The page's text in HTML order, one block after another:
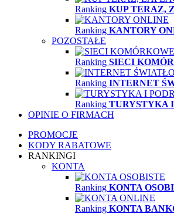
Ranking KUP TERAZ,
Ranking KANTORY
POZOSTAŁE
Ranking SIECI
Ranking INTERNET
Ranking TURYSTYKA
OPINIE O FIRMACH
PROMOCJE
KODY RABATOWE
RANKINGI
KONTA
Ranking KONTA
Ranking KONTA